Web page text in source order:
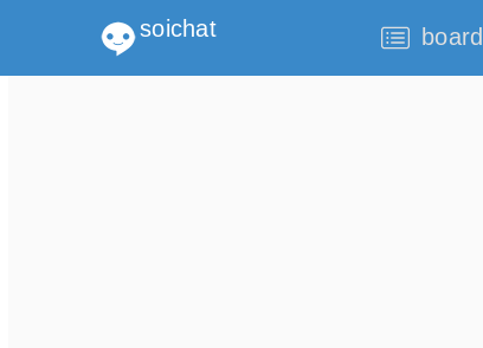
soichat board